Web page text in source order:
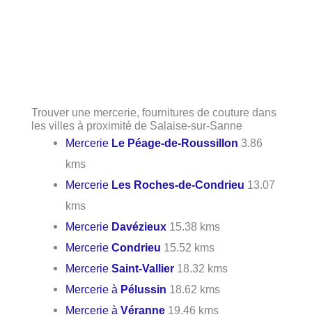
Trouver une mercerie, fournitures de couture dans
les villes à proximité de Salaise-sur-Sanne
Mercerie Le Péage-de-Roussillon 3.86
kms
Mercerie Les Roches-de-Condrieu 13.07
kms
Mercerie Davézieux 15.38 kms
MercerieCondrieu 15.52 kms
MercerieSaint-Vallier 18.32 kms
Mercerie à Pélussin 18.62 kms
Mercerie àVéranne 19.46 kms